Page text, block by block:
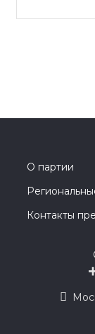
О партии
Контакты